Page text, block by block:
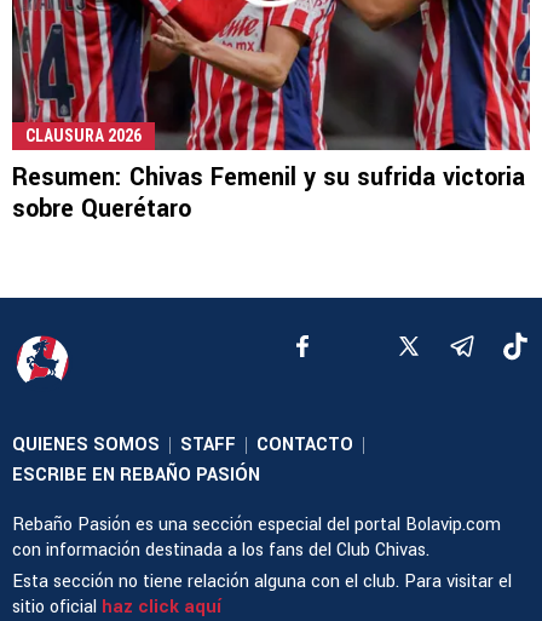
CLAUSURA 2026
Resumen: Chivas Femenil y su sufrida victoria
sobre Querétaro
QUIENES SOMOS | STAFF | CONTACTO |
ESCRIBE EN REBAÑO PASIÓN
Rebaño Pasión es una sección especial del portal Bolavip.com
con información destinada a los fans del Club Chivas.
Esta sección no tiene relación alguna con el club. Para visitar el
sitio oficial haz click aquí